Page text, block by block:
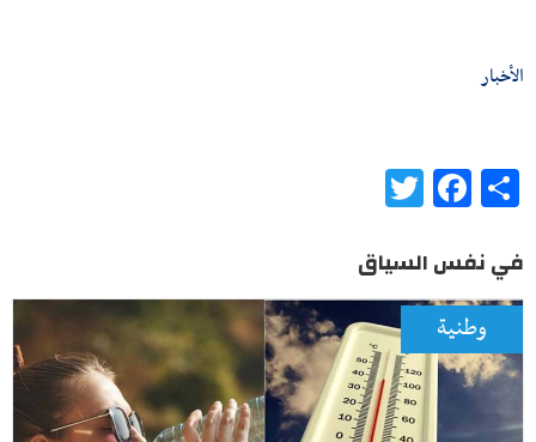
الأخبار
Share
Facebook
في نفس السياق
وطنية